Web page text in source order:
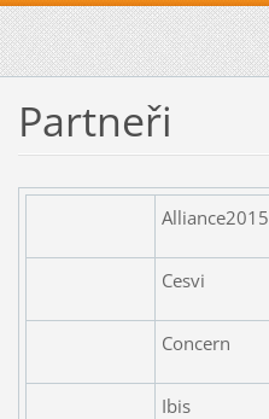
Partneři
Alliance2015
Cesvi
Concern
Ibis